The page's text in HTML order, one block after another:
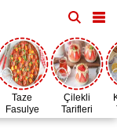
Taze
Fasulye
Zamanı
Çilekli
Tarifleri